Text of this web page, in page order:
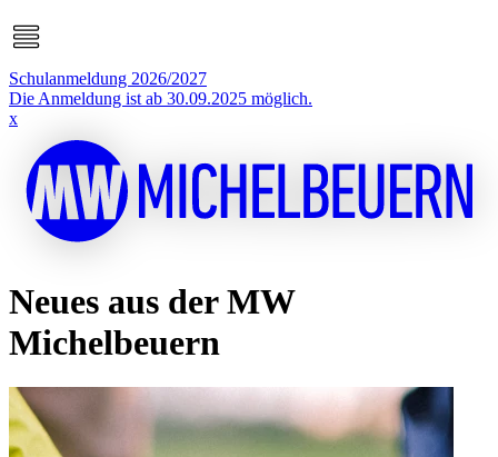
Schulanmeldung 2026/2027
Die Anmeldung ist ab 30.09.2025 möglich.
x
Neues aus der MW
Michelbeuern